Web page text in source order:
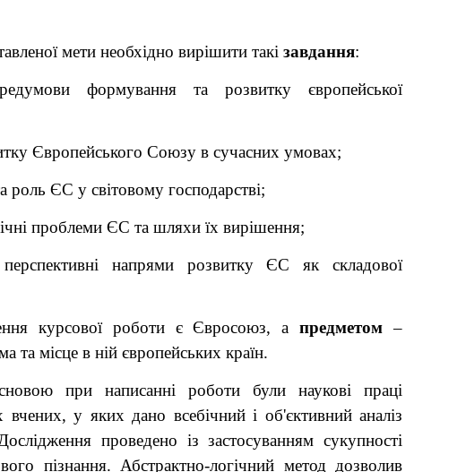
мети необхідно вирішити такізавдання:
формування та розвитку європейської
Європейського Союзу в сучасних умовах;
роль ЄС у світовому господарстві;
проблеми ЄС та шляхи їх вирішення;
перспективні напрями розвитку ЄС як складової
курсової роботи є Євросоюз, апредметом –
та місце в ній європейських країн.
при написанні роботи були наукові праці
вчених, у яких дано всебічний і об'єктивний аналіз
проведено із застосуванням сукупності
пізнання. Абстрактно-логічний метод дозволив